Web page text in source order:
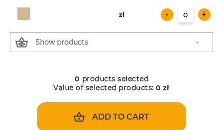
zł
zł - +
Show products
0 products selected
Value of selected products:0 zł
ADD TO CART